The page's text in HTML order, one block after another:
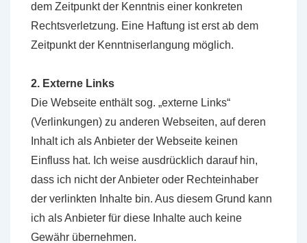
dem Zeitpunkt der Kenntnis einer konkreten
Rechtsverletzung. Eine Haftung ist erst ab dem
Zeitpunkt der Kenntniserlangung möglich.
2. Externe Links
Die Webseite enthält sog. „externe Links“
(Verlinkungen) zu anderen Webseiten, auf deren
Inhalt ich als Anbieter der Webseite keinen
Einfluss hat. Ich weise ausdrücklich darauf hin,
dass ich nicht der Anbieter oder Rechteinhaber
der verlinkten Inhalte bin. Aus diesem Grund kann
ich als Anbieter für diese Inhalte auch keine
Gewähr übernehmen.